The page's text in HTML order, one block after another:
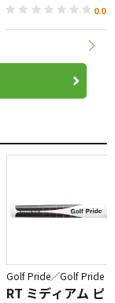
0.0
Golf Pride／Golf Pride
RT ミディアム ピ